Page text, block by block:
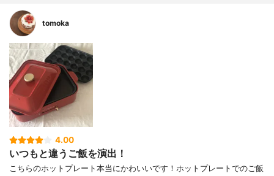
tomoka
4.00
いつもと違うご飯を演出！
こちらのホットプレート本当にかわいいです！ホットプレートでのご飯